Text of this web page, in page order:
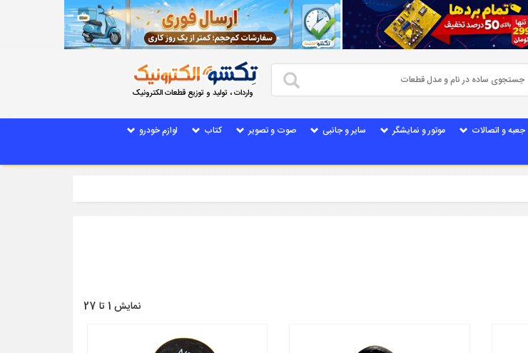
واردات ، تولید و توزیع قطعات الکترونیک
جعبه و اتصالات موتور و نمایشگر سایر و جانبی صوت و تصویر کتاب
لوازم خودرو
نمایش 1 تا 27